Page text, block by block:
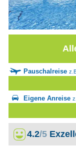
Pauschalreise
Eigene Anreise
4.2/5